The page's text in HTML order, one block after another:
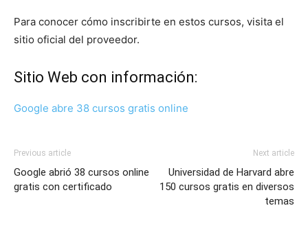
Para conocer cómo inscribirte en estos cursos, visita el
sitio oficial del proveedor.
Sitio Web con información:
Google abre 38 cursos gratis online
Previous article
Google abrió 38 cursos online
gratis con certificado
Next article
Universidad de Harvard abre
150 cursos gratis en diversos
temas